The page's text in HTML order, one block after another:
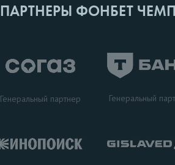
ПАРТНЕРЫ ФОНБЕТ
Генеральный партнер Генеральный